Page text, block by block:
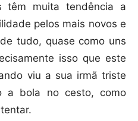
têm muita tendência a
pelos mais novos e
tudo, quase como uns
isso que este
viu a sua irmã triste
a bola no cesto, como